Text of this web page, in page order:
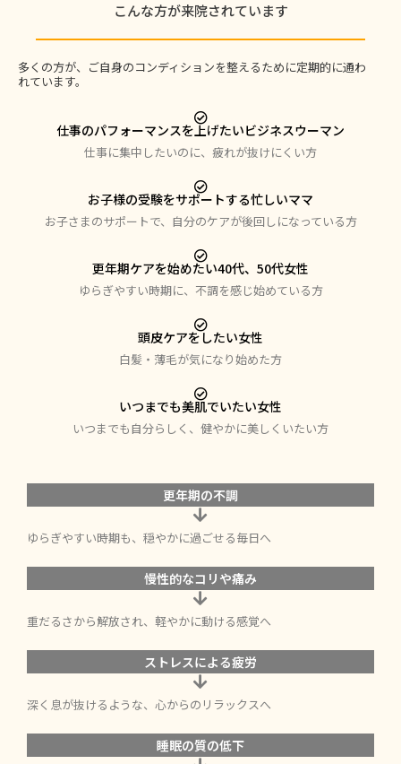
こんな方が来院されています
多くの方が、ご自身のコンディションを整えるために定期的に通わ
れています。
仕事のパフォーマンスを上げたいビジネスウーマン
仕事に集中したいのに、疲れが抜けにくい方
お子様の受験をサポートする忙しいママ
お子さまのサポートで、自分のケアが後回しになっている方
更年期ケアを始めたい40代、50代女性
ゆらぎやすい時期に、不調を感じ始めている方
頭皮ケアをしたい女性
白髪・薄毛が気になり始めた方
いつまでも美肌でいたい女性
いつまでも自分らしく、健やかに美しくいたい方
更年期の不調
ゆらぎやすい時期も、穏やかに過ごせる毎日へ
慢性的なコリや痛み
重だるさから解放され、軽やかに動ける感覚へ
ストレスによる疲労
深く息が抜けるような、心からのリラックスへ
睡眠の質の低下